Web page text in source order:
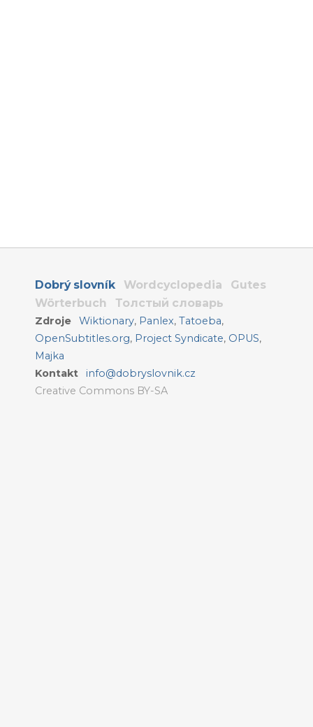
Dobrý slovník Wordcyclopedia
Gutes
Wörterbuch
Толстый словарь
Zdroje Wiktionary, Panlex,Tatoeba,
OpenSubtitles.org, Project Syndicate, OPUS,
Majka
Kontakt
info@dobryslovnik.cz
Creative Commons BY-SA